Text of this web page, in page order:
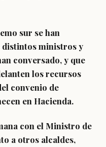
sur se han
distintos ministros y
conversado, y que
los recursos
convenio de
en Hacienda.
con el Ministro de
a otros alcaldes,